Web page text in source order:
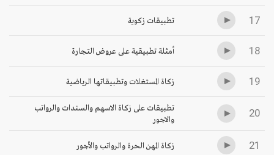
17 تطبيقات زكوية
18 أمثلة تطبيقية على عروض التجارة
19 زكاة المستغلات وتطبيقاتها الرياضية
20
تطبيقات على زكاة الاسهم والسندات والرواتب
والاجور
21 زكاة المهن الحرة والرواتب والأجور